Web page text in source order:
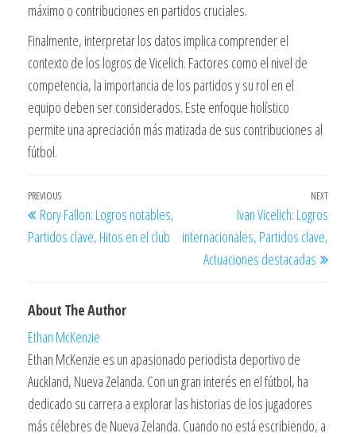
máximo o contribuciones en partidos cruciales.
Finalmente, interpretar los datos implica comprender el
contexto de los logros de Vicelich. Factores como el nivel de
competencia, la importancia de los partidos y su rol en el
equipo deben ser considerados. Este enfoque holístico
permite una apreciación más matizada de sus contribuciones al
fútbol.
Post
navigation
Previous
Post
PREVIOUS
Rory Fallon: Logros notables,
Partidos clave, Hitos en el club
Next
NEXT
Ivan Vicelich: Logros
internacionales, Partidos clave,
Actuaciones destacadas
About The Author
Ethan McKenzie
Ethan McKenzie es un apasionado periodista deportivo de
Auckland, Nueva Zelanda. Con un gran interés en el fútbol, ha
dedicado su carrera a explorar las historias de los jugadores
más célebres de Nueva Zelanda. Cuando no está escribiendo, a